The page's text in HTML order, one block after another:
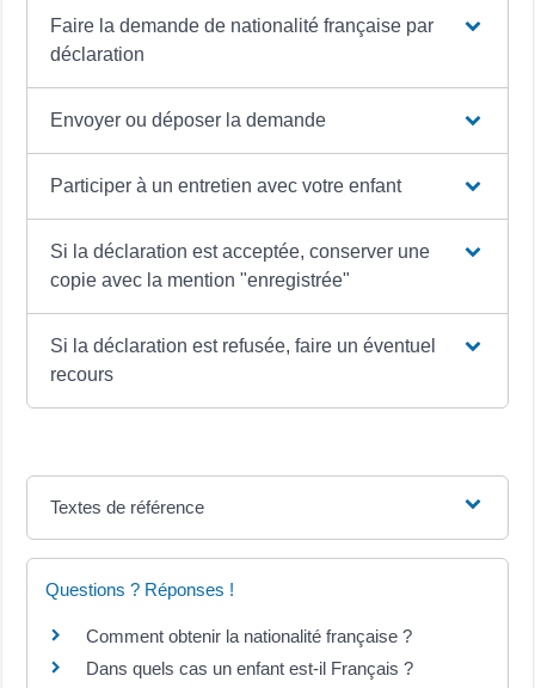
Faire la demande de nationalité française par
déclaration
Envoyer ou déposer la demande
Participer à un entretien avec votre enfant
Si la déclaration est acceptée, conserver une
copie avec la mention "enregistrée"
Si la déclaration est refusée, faire un éventuel
recours
Textes de référence
Questions ? Réponses !
Comment obtenir la nationalité française ?
Dans quels cas un enfant est-il Français ?